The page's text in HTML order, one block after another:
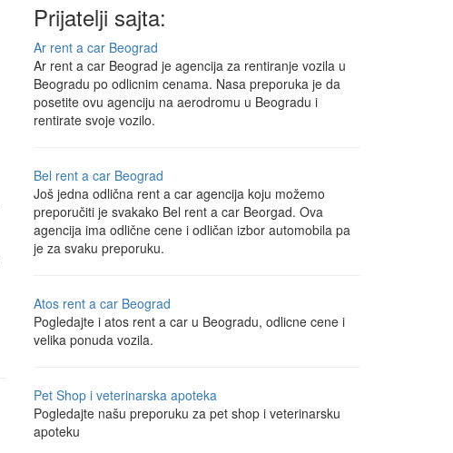
Prijatelji sajta:
Ar rent a car Beograd
Ar rent a car Beograd je agencija za rentiranje vozila u
Beogradu po odlicnim cenama. Nasa preporuka je da
posetite ovu agenciju na aerodromu u Beogradu i
rentirate svoje vozilo.
Bel rent a car Beograd
Još jedna odlična rent a car agencija koju možemo
preporučiti je svakako Bel rent a car Beorgad. Ova
agencija ima odlične cene i odličan izbor automobila pa
je za svaku preporuku.
Atos rent a car Beograd
Pogledajte i atos rent a car u Beogradu, odlicne cene i
velika ponuda vozila.
Pet Shop i veterinarska apoteka
Pogledajte našu preporuku za pet shop i veterinarsku
apoteku